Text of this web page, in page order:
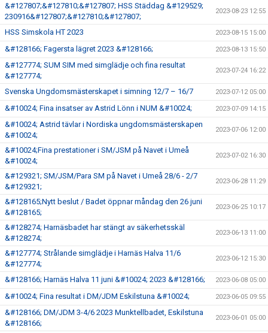
&#127807;&#127810;&#127807; HSS Städdag &#129529;
230916&#127807;&#127810;&#127807;
2023-08-23 12:55
HSS Simskola HT 2023 2023-08-15 15:00
&#128166; Fagersta lägret 2023 &#128166; 2023-08-13 15:50
&#127774; SUM SIM med simglädje och fina resultat
&#127774;
2023-07-24 16:22
Svenska Ungdomsmästerskapet i simning 12/7 – 16/7 2023-07-12 05:00
&#10024; Fina insatser av Astrid Lönn i NUM &#10024; 2023-07-09 14:15
&#10024; Astrid tävlar i Nordiska ungdomsmästerskapen
&#10024;
2023-07-06 12:00
&#10024;Fina prestationer i SM/JSM på Navet i Umeå
&#10024;
2023-07-02 16:30
&#129321; SM/JSM/Para SM på Navet i Umeå 28/6 - 2/7
&#129321;
2023-06-28 11:29
&#128165;Nytt beslut / Badet öppnar måndag den 26 juni
&#128165;
2023-06-25 10:17
&#128274; Harnäsbadet har stängt av säkerhetsskäl
&#128274;
2023-06-13 11:00
&#127774; Strålande simglädje i Harnäs Halva 11/6
&#127774;
2023-06-12 15:30
&#128166; Harnäs Halva 11 juni &#10024; 2023 &#128166; 2023-06-08 05:00
&#10024; Fina resultat i DM/JDM Eskilstuna &#10024; 2023-06-05 09:55
&#128166; DM/JDM 3-4/6 2023 Munktellbadet, Eskilstuna
&#128166;
2023-06-01 05:00